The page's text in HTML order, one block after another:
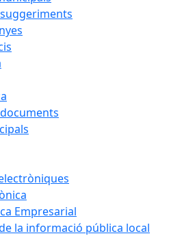
Empresarial
la informació pública local